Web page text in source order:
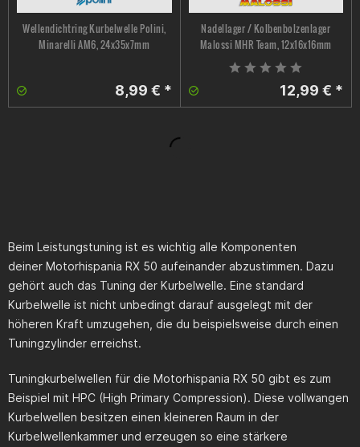
Wellendichtring Kurbelwelle Polini,
Minarelli AM6, 24x35x7mm
8,99 € *
Nadellager / Kolbenbolzenlager
Malossi MHR Team, 12x16x16mm
12,99 € *
Beim Leistungstuning ist es wichtig alle Komponenten
deiner Motorhispania RX 50 aufeinander abzustimmen. Dazu
gehört auch das Tuning der Kurbelwelle. Eine standard
Kurbelwelle ist nicht unbedingt darauf ausgelegt mit der
höheren Kraft umzugehen, die du beispielsweise durch einen
Tuningzylinder erreichst.
Tuningkurbelwellen für die Motorhispania RX 50 gibt es zum
Beispiel mit HPC (High Primary Compression). Diese vollwangen
Kurbelwellen besitzen einen kleineren Raum in der
Kurbelwellenkammer und erzeugen so eine stärkere